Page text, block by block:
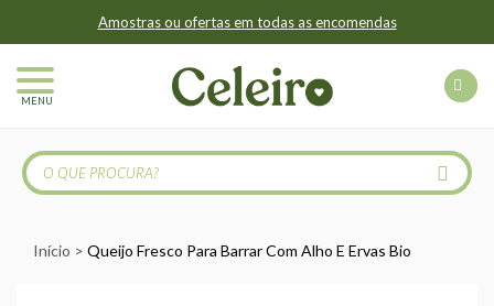
Amostras ou ofertas em todas as encomendas
MENU
Início Queijo Fresco Para Barrar Com Alho E Ervas Bio